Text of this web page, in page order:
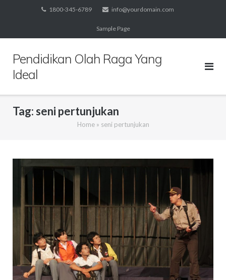
1800-345-6789 info@yourdomain.com
Sample Page
Pendidikan Olah Raga Yang
Ideal
Tag:seni pertunjukan
Home» seni pertunjukan